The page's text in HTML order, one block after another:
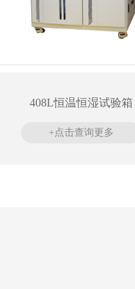
408L恒温恒湿试验箱
+点击查询更多